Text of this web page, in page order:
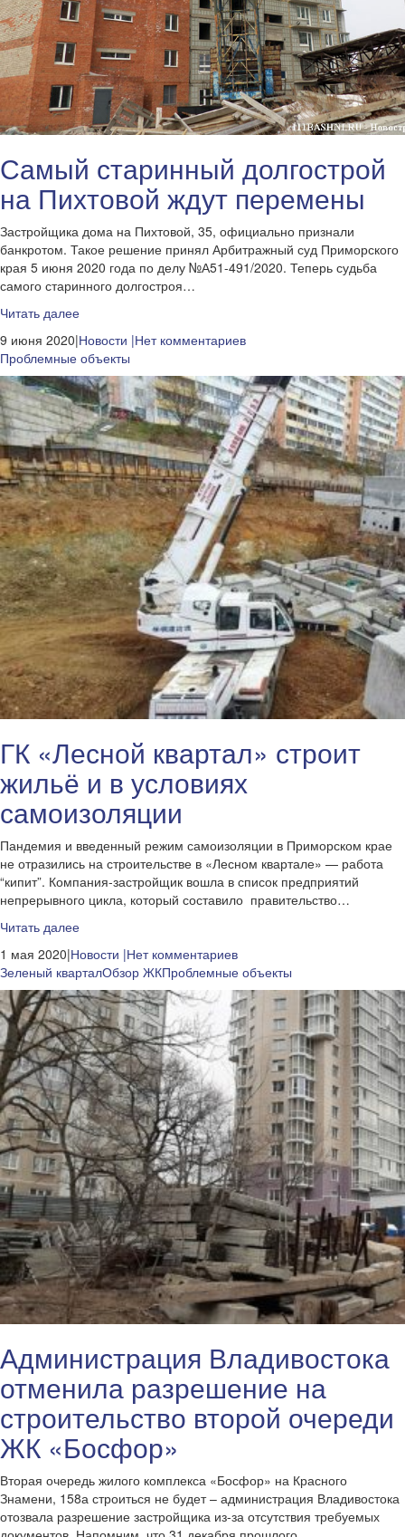
Самый старинный долгострой
на Пихтовой ждут перемены
Застройщика дома на Пихтовой, 35, официально признали
банкротом. Такое решение принял Арбитражный суд Приморского
края 5 июня 2020 года по делу №А51-491/2020. Теперь судьба
самого старинного долгостроя…
Читать далее
9 июня 2020|Новости |Нет комментариев
Проблемные объекты
ГК «Лесной квартал» строит
жильё и в условиях
самоизоляции
Пандемия и введенный режим самоизоляции в Приморском крае
не отразились на строительстве в «Лесном квартале» — работа
“кипит”. Компания-застройщик вошла в список предприятий
непрерывного цикла, который составило правительство…
Читать далее
1 мая 2020|Новости |Нет комментариев
Зеленый кварталОбзор ЖКПроблемные объекты
Администрация Владивостока
отменила разрешение на
строительство второй очереди
ЖК «Босфор»
Вторая очередь жилого комплекса «Босфор» на Красного
Знамени, 158а строиться не будет – администрация Владивостока
отозвала разрешение застройщика из-за отсутствия требуемых